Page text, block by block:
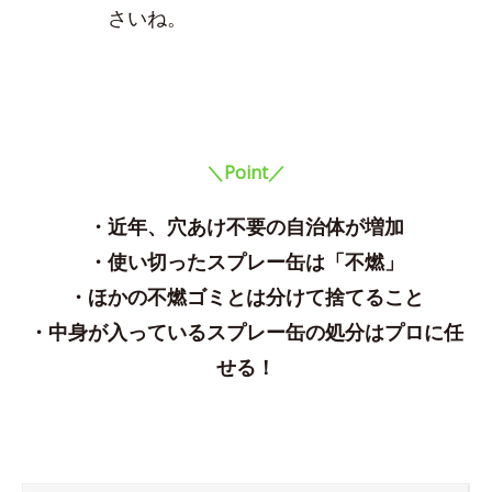
さいね。
＼Point／
・近年、穴あけ不要の自治体が増加
・使い切ったスプレー缶は「不燃」
・ほかの不燃ゴミとは分けて捨てること
・中身が入っているスプレー缶の処分はプロに任
せる！